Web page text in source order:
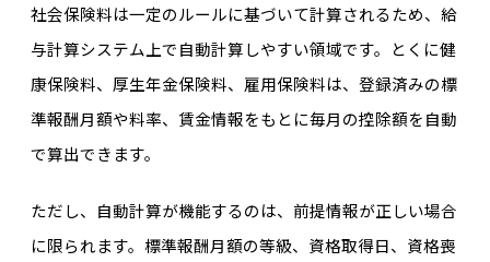
社会保険料は一定のルールに基づいて計算されるため、給
与計算システム上で自動計算しやすい領域です。とくに健
康保険料、厚生年金保険料、雇用保険料は、登録済みの標
準報酬月額や料率、賃金情報をもとに毎月の控除額を自動
で算出できます。
ただし、自動計算が機能するのは、前提情報が正しい場合
に限られます。標準報酬月額の等級、資格取得日、資格喪